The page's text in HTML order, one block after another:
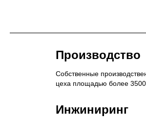
Производство
Собственные
цеха площадью более
Инжиниринг